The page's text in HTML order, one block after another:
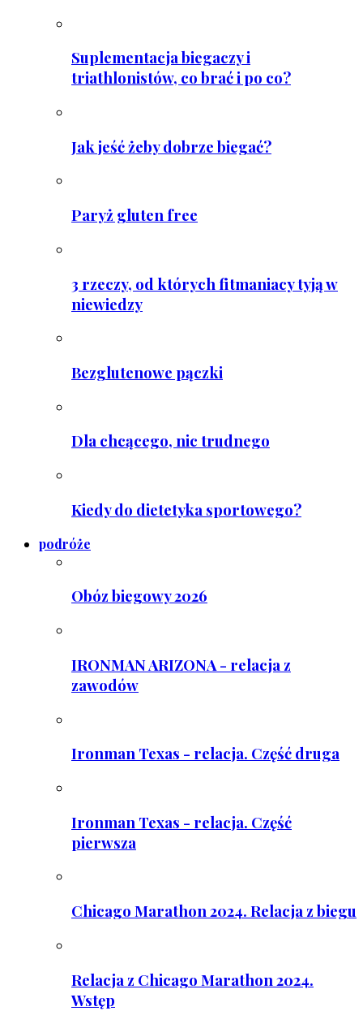
Suplementacja biegaczy i
triathlonistów, co brać i po co?
Jak jeść żeby dobrze biegać?
Paryż gluten free
3 rzeczy, od których fitmaniacy tyją w
niewiedzy
Bezglutenowe pączki
Dla chcącego, nic trudnego
Kiedy do dietetyka sportowego?
podróże
Obóz biegowy 2026
IRONMAN ARIZONA - relacja z
zawodów
Ironman Texas - relacja. Część druga
Ironman Texas - relacja. Część
pierwsza
Chicago Marathon 2024. Relacja z biegu
Relacja z Chicago Marathon 2024.
Wstęp